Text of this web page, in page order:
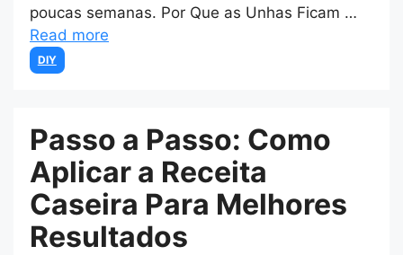
poucas semanas. Por Que as Unhas Ficam …
Read more
Categories
DIY
Passo a Passo: Como
Aplicar a Receita
Caseira Para Melhores
Resultados